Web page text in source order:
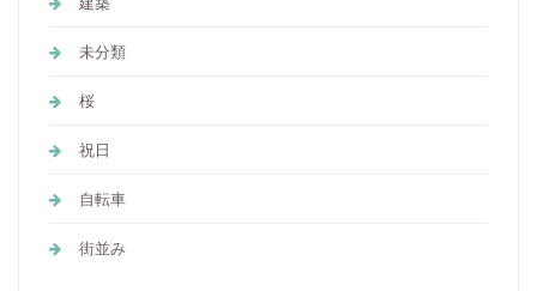
未分類
桜
祝日
自転車
街並み